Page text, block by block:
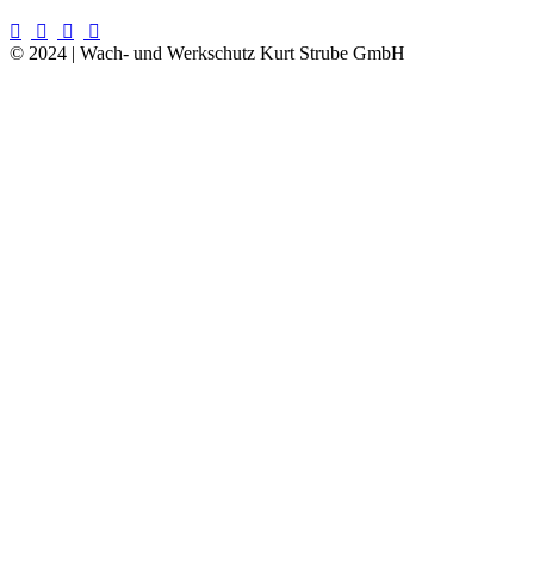
© 2024 | Wach- und Werkschutz Kurt Strube GmbH